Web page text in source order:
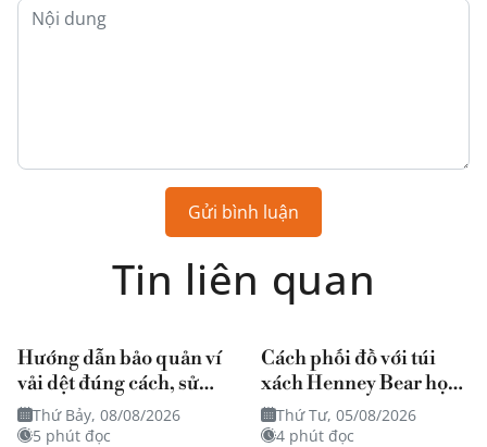
Gửi bình luận
Tin liên quan
Hướng dẫn bảo quản ví
vải dệt đúng cách, sử
dụng bền theo thời gian
Thứ Bảy, 08/08/2026
5 phút đọc
Cách phối đồ với túi
xách Henney Bear họa
tiết mang đậm dấu ấn
nghệ thuật?
Thứ Tư, 05/08/2026
4 phút đọc